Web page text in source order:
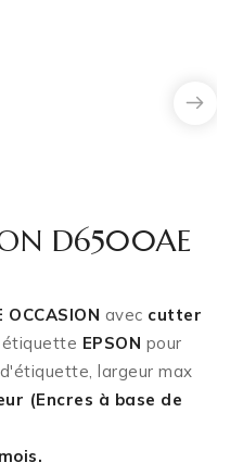
D6500AE
OCCASION avec cutter
EPSON pour
largeur max
(Encres à base de